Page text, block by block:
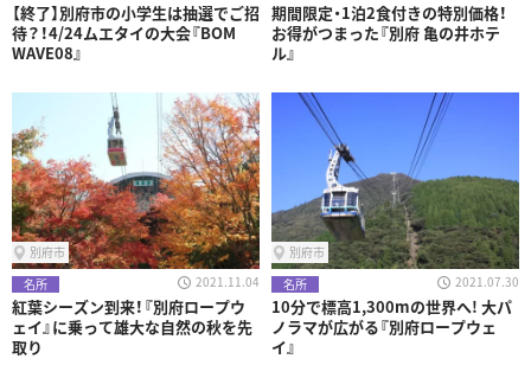
【終了】別府市の小学生は抽選でご招
待？！4/24ムエタイの大会『BOM
WAVE08』
期間限定・1泊2食付きの特別価格！
お得がつまった『別府 亀の井ホテ
ル』
別府市
名所
2021.11.04
紅葉シーズン到来！『別府ロープウ
ェイ』に乗って雄大な自然の秋を先
取り
別府市
名所
2021.07.30
10分で標高1,300mの世界へ! 大パ
ノラマが広がる『別府ロープウェ
イ』